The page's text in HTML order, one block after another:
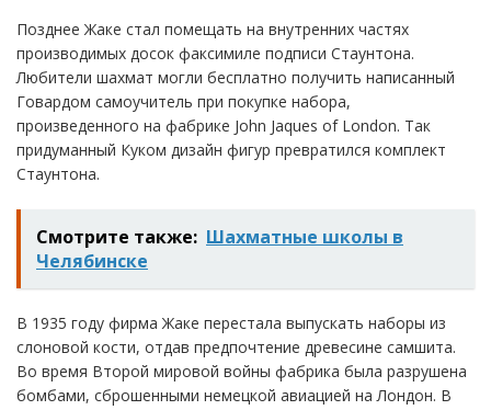
Позднее Жаке стал помещать на внутренних частях
производимых досок факсимиле подписи Стаунтона.
Любители шахмат могли бесплатно получить написанный
Говардом самоучитель при покупке набора,
произведенного на фабрике John Jaques of London. Так
придуманный Куком дизайн фигур превратился комплект
Стаунтона.
Смотрите также: Шахматные школы в
Челябинске
В 1935 году фирма Жаке перестала выпускать наборы из
слоновой кости, отдав предпочтение древесине самшита.
Во время Второй мировой войны фабрика была разрушена
бомбами, сброшенными немецкой авиацией на Лондон. В